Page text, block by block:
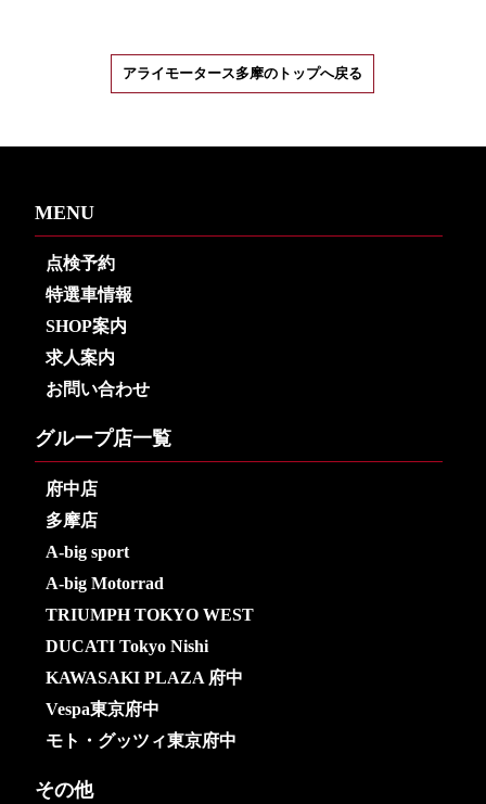
アライモータース多摩のトップへ戻る
MENU
点検予約
特選車情報
SHOP案内
求人案内
お問い合わせ
グループ店一覧
府中店
多摩店
A-big sport
A-big Motorrad
TRIUMPH TOKYO WEST
DUCATI Tokyo Nishi
KAWASAKI PLAZA 府中
Vespa東京府中
モト・グッツィ東京府中
その他